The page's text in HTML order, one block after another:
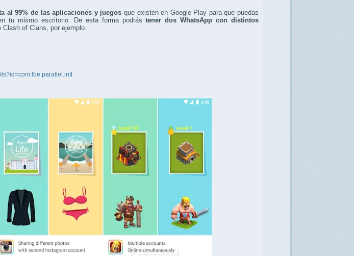
al 99% de las aplicaciones y juegos que existen en Google Play para que puedas
tu mismo escritorio. De esta forma podrástener dos WhatsApp con distintos
of Clans, por ejemplo.